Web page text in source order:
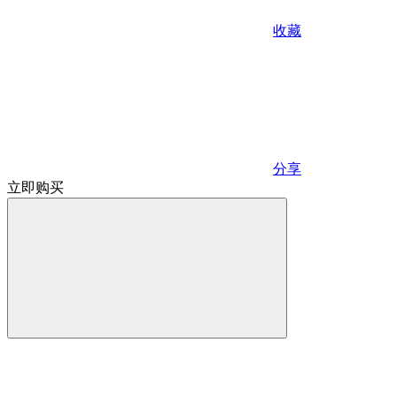
收藏
分享
立即购买